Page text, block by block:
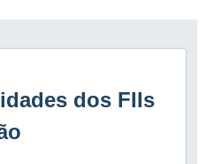
dos FIIs